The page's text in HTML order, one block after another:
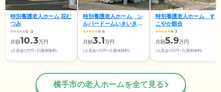
特別養護老人ホーム 花む
つみ
0.0
月額10.3万円
(入居金0万円+介護保険料)
特別養護老人ホーム シ
ルバードームいきいきの
郷
4.6
月額3.1万円
(入居金0万円+介護保険料)
特別養護老人ホーム す
こやか館合
4.3
月額5.9万円
(入居金0万円+介護保険料)
横手市の老人ホームを全て見る